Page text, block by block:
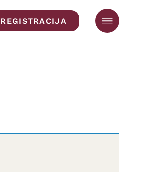
REGISTRACIJA